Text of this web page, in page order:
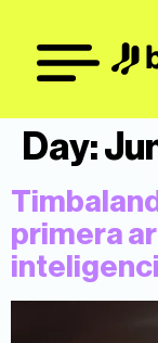
Day:
primera